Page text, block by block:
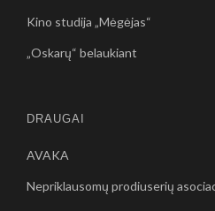
Kino studija „Mėgėjas“
„Oskarų“ belaukiant
DRAUGAI
AVAKA
Nepriklausomų prodiuserių